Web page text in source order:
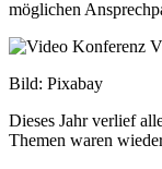
möglichen
Bild: Pixabay
Dieses Jahr verlief
Themen waren